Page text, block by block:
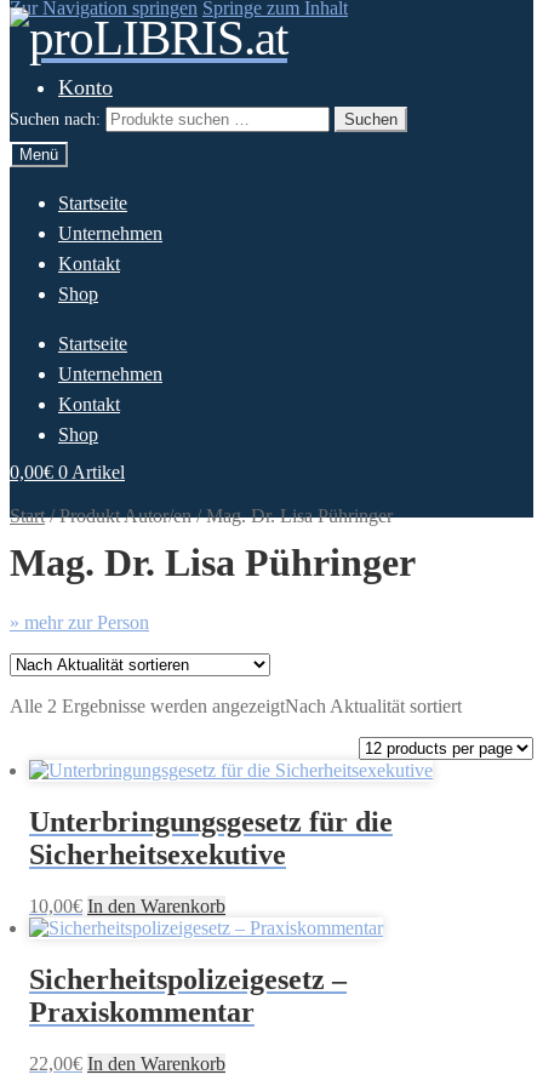
Zur Navigation springen Springe zum Inhalt
Konto
Suchen nach:
Suchen
Menü
Startseite
Unternehmen
Kontakt
Shop
Startseite
Unternehmen
Kontakt
Shop
0,00€ 0 Artikel
Start/Produkt Autor/en/Mag. Dr. Lisa Pühringer
Mag. Dr. Lisa Pühringer
» mehr zur Person
Alle 2 Ergebnisse werden angezeigtNach Aktualität sortiert
Unterbringungsgesetz für die
Sicherheitsexekutive
10,00€ In den Warenkorb
Sicherheitspolizeigesetz –
Praxiskommentar
22,00€ In den Warenkorb